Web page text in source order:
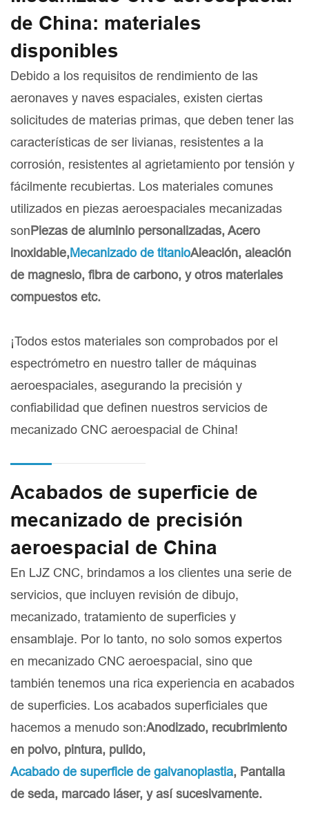
de China: materiales
disponibles
Debido a los requisitos de rendimiento de las
aeronaves y naves espaciales, existen ciertas
solicitudes de materias primas, que deben tener las
características de ser livianas, resistentes a la
corrosión, resistentes al agrietamiento por tensión y
fácilmente recubiertas. Los materiales comunes
utilizados en piezas aeroespaciales mecanizadas
sonPiezas de aluminio personalizadas, Acero
inoxidable,Mecanizado de titanioAleación, aleación
de magnesio, fibra de carbono, y otros materiales
compuestos etc.
¡Todos estos materiales son comprobados por el
espectrómetro en nuestro taller de máquinas
aeroespaciales, asegurando la precisión y
confiabilidad que definen nuestros servicios de
mecanizado CNC aeroespacial de China!
Acabados de superficie de
mecanizado de precisión
aeroespacial de China
En LJZ CNC, brindamos a los clientes una serie de
servicios, que incluyen revisión de dibujo,
mecanizado, tratamiento de superficies y
ensamblaje. Por lo tanto, no solo somos expertos
en mecanizado CNC aeroespacial, sino que
también tenemos una rica experiencia en acabados
de superficies. Los acabados superficiales que
hacemos a menudo son:Anodizado, recubrimiento
en polvo, pintura, pulido,
Acabado de superficie de galvanoplastia, Pantalla
de seda, marcado láser, y así sucesivamente.